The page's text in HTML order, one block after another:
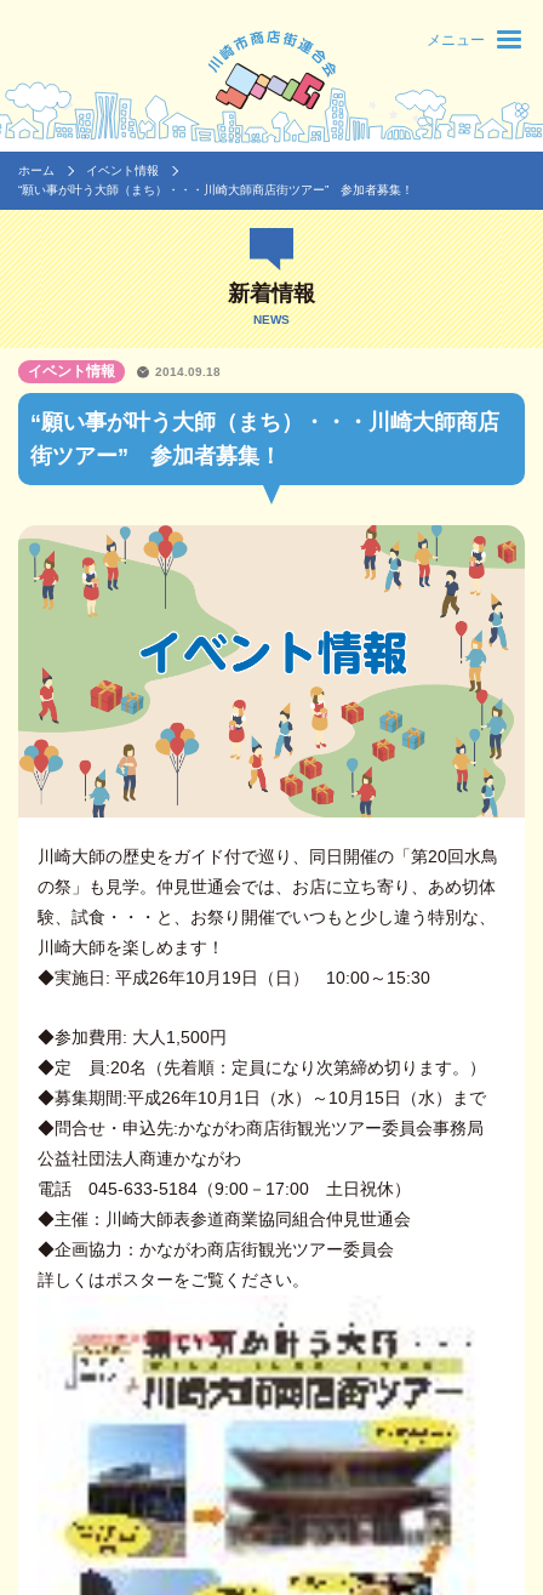
メニュー
ホーム
イベント情報
“願い事が叶う大師（まち）・・・川崎大師商店街ツアー” 参加者募集！
新着情報
NEWS
“願い事が叶う大師（まち）・・・川崎大師商店
街ツアー” 参加者募集！
イベント情報 2014.09.18
川崎大師の歴史をガイド付で巡り、同日開催の「第20回水鳥
の祭」も見学。仲見世通会では、お店に立ち寄り、あめ切体
験、試食・・・と、お祭り開催でいつもと少し違う特別な、
川崎大師を楽しめます！
◆実施日: 平成26年10月19日（日） 10:00～15:30
◆参加費用: 大人1,500円
◆定 員:20名（先着順：定員になり次第締め切ります。）
◆募集期間:平成26年10月1日（水）～10月15日（水）まで
◆問合せ・申込先:かながわ商店街観光ツアー委員会事務局
公益社団法人商連かながわ
電話 045-633-5184（9:00－17:00 土日祝休）
◆主催：川崎大師表参道商業協同組合仲見世通会
◆企画協力：かながわ商店街観光ツアー委員会
詳しくはポスターをご覧ください。